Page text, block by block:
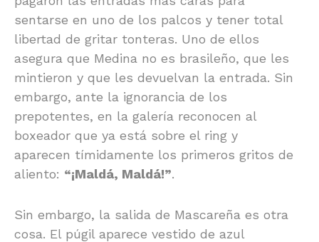
sentarse en uno de los palcos y tener total
libertad de gritar tonteras. Uno de ellos
asegura que Medina no es brasileño, que les
mintieron y que les devuelvan la entrada. Sin
embargo, ante la ignorancia de los
prepotentes, en la galería reconocen al
boxeador que ya está sobre el ring y
aparecen tímidamente los primeros gritos de
aliento: “¡Maldá, Maldá!”.
Sin embargo, la salida de Mascareña es otra
cosa. El púgil aparece vestido de azul